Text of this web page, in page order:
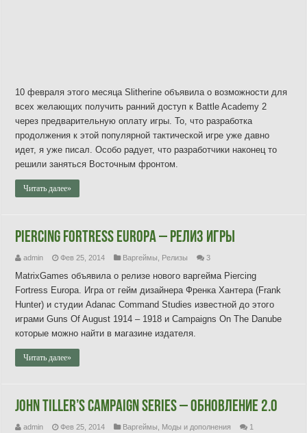
10 февраля этого месяца Slitherine объявила о возможности для
всех желающих получить ранний доступ к Battle Academy 2
через предварительную оплату игры. То, что разработка
продолжения к этой популярной тактической игре уже давно
идет, я уже писал. Особо радует, что разработчики наконец то
решили заняться Восточным фронтом.
Читать далее»
Piercing Fortress Europa – релиз игры
admin Фев 25, 2014 Варгеймы Релизы 3
MatrixGames объявила о релизе нового варгейма Piercing
Fortress Europa. Игра от гейм дизайнера Френка Хантера (Frank
Hunter) и студии Adanac Command Studies известной до этого
играми Guns Of August 1914 – 1918 и Campaigns On The Danube
которые можно найти в магазине издателя.
Читать далее»
John Tiller’s Campaign Series – обновление 2.0
admin Фев 25, 2014 Варгеймы Моды и дополнения 1